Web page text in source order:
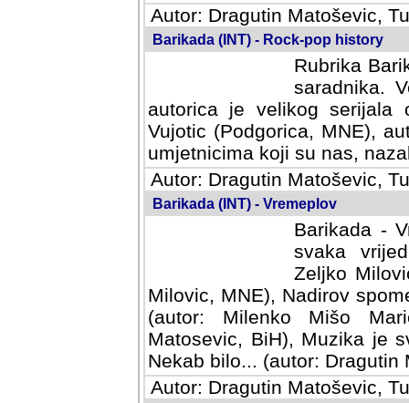
Autor: Dragutin Matoševic,
Barikada (INT) - Rock-pop history
Rubrika
saradnika.
autorica je velikog serijala
Vujotic (Podgorica, MNE),
umjetnicima koji su nas,
Autor: Dragutin Matoševic,
Barikada (INT) - Vremeplov
Barikada -
svaka
Milovic,
MNE), Nadirov spomenar
Milenko Mišo Maric, UK),
Muzika je svirala (autor:
(autor: Dragutin Matosevic,
Autor: Dragutin Matoševic,